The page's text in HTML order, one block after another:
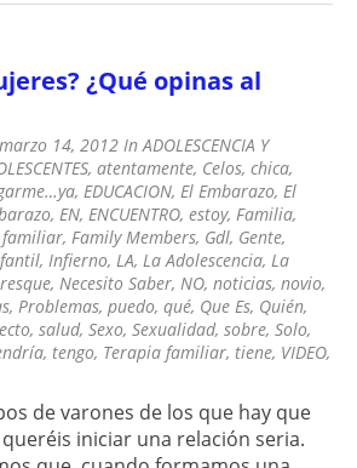
¿Qué opinas al
marzo 14, 2012 InADOLESCENCIA Y
, atentamente, Celos, chica,
, EDUCACION, El Embarazo, El
, EN, ENCUENTRO, estoy, Familia,
familiar, Family Members, Gdl, Gente,
, Infierno, LA, La Adolescencia, La
, Necesito Saber, NO, noticias, novio,
, Problemas, puedo, qué, Que Es, Quién,
, salud, Sexo, Sexualidad, sobre, Solo,
, tengo, Terapia familiar, tiene, VIDEO,
varones de los que hay que
iniciar una relación seria.